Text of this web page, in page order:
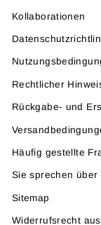
Kollaborationen
Rechtlicher
Rückgabe- und
Häufig gestellte
Sie sprechen über
Sitemap
Widerrufsrecht